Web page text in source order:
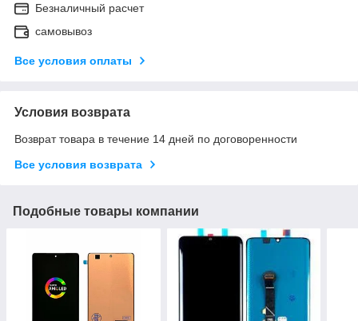
Безналичный расчет
самовывоз
Все условия оплаты
Условия возврата
Возврат товара в течение 14 дней по договоренности
Все условия возврата
Подобные товары компании